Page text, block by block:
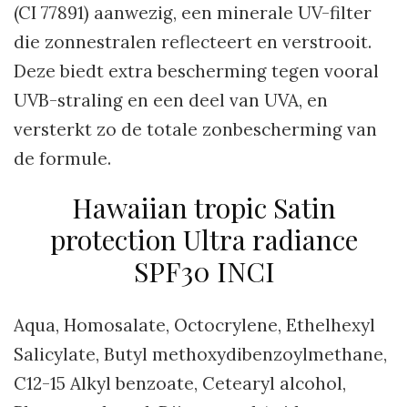
(CI 77891) aanwezig, een minerale UV-filter
die zonnestralen reflecteert en verstrooit.
Deze biedt extra bescherming tegen vooral
UVB-straling en een deel van UVA, en
versterkt zo de totale zonbescherming van
de formule.
Hawaiian tropic Satin
protection Ultra radiance
SPF30 INCI
Aqua, Homosalate, Octocrylene, Ethelhexyl
Salicylate, Butyl methoxydibenzoylmethane,
C12-15 Alkyl benzoate, Cetearyl alcohol,